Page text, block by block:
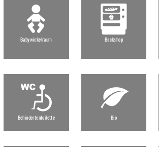
Babywickelraum Backshop
Behindertentoilette Bio